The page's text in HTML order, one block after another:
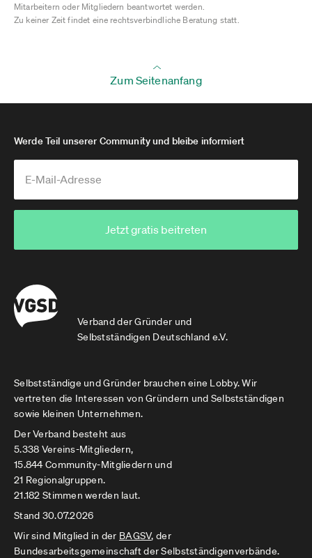
Mitarbeitern oder Mitgliedern beantwortet werden.
Zu keiner Zeit findet eine rechtsverbindliche Beratung statt.
Zum Seitenanfang
Verband der Gründer und
Selbstständigen Deutschland e.V.
Werde Teil unserer Community und bleibe informiert
Jetzt gratis beitreten
Selbstständige und Gründer brauchen eine Lobby. Wir
vertreten die Interessen von Gründern und Selbstständigen
sowie kleinen Unternehmen.
Der Verband besteht aus
5.338 Vereins-Mitgliedern,
15.844 Community-Mitgliedern und
21 Regionalgruppen.
21.182 Stimmen werden laut.
Stand 30.07.2026
Wir sind Mitglied in der BAGSV, der
Bundesarbeitsgemeinschaft der Selbstständigenverbände.